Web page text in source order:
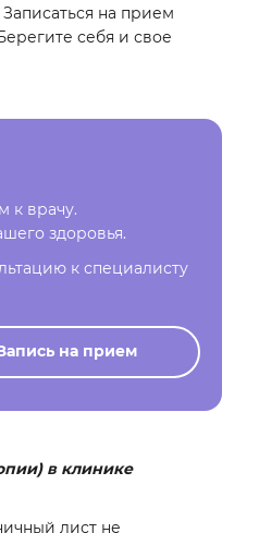
на прием
себя и свое
к врачу.
здоровья.
к специалисту
на прием
в клинике
лист не